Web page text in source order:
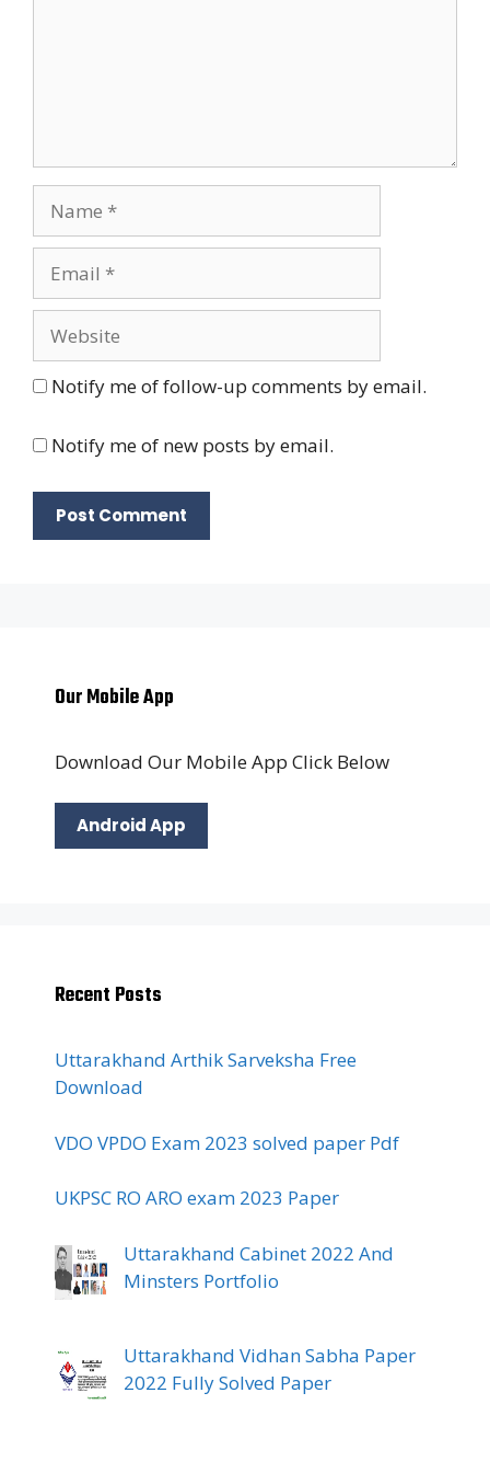
Notify me of follow-up comments by email.
Notify me of new posts by email.
Our Mobile App
Download Our Mobile App Click Below
Android App
Recent Posts
Uttarakhand Arthik Sarveksha Free
Download
VDO VPDO Exam 2023 solved paper Pdf
UKPSC RO ARO exam 2023 Paper
Uttarakhand Cabinet 2022 And
Minsters Portfolio
Uttarakhand Vidhan Sabha Paper
2022 Fully Solved Paper